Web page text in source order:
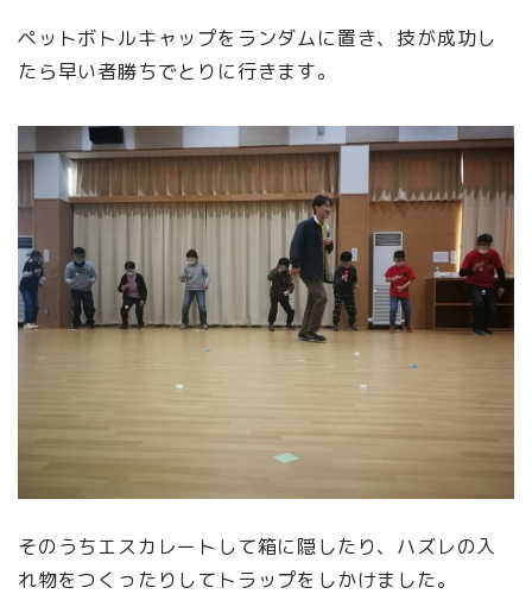
ペットボトルキャップをランダムに置き、技が成功し
たら早い者勝ちでとりに行きます。
そのうちエスカレートして箱に隠したり、ハズレの入
れ物をつくったりしてトラップをしかけました。